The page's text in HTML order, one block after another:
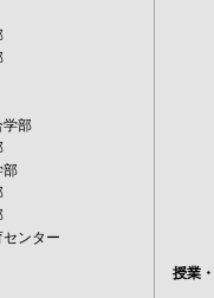
学部
部
ンター
授業